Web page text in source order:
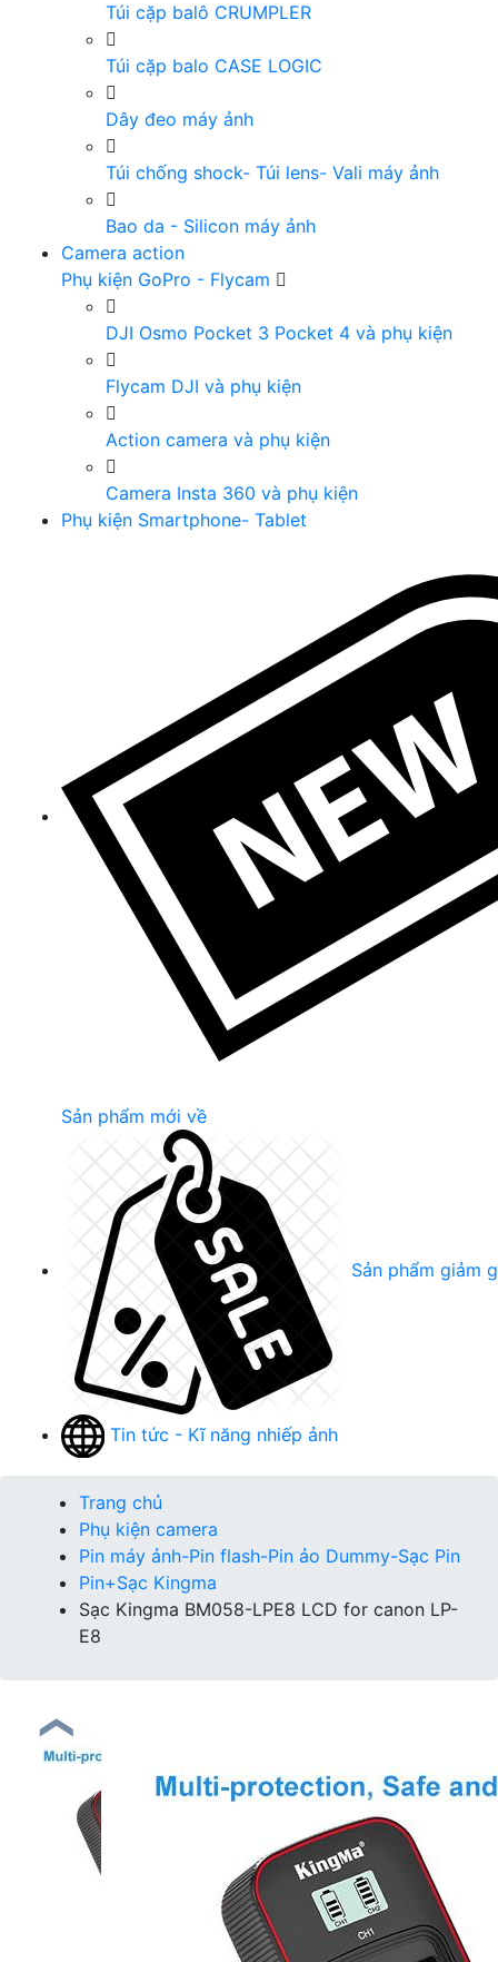
Túi cặp balô CRUMPLER
Túi cặp balo CASE LOGIC
Dây đeo máy ảnh
Túi chống shock- Túi lens- Vali máy ảnh
Bao da - Silicon máy ảnh
Camera action
Phụ kiện GoPro - Flycam
DJI Osmo Pocket 3 Pocket 4 và phụ kiện
Flycam DJI và phụ kiện
Action camera và phụ kiện
Camera Insta 360 và phụ kiện
Phụ kiện Smartphone- Tablet
Sản phẩm mới về
Sản phẩm giảm
Tin tức - Kĩ năng nhiếp ảnh
Trang chủ
Phụ kiện camera
Pin máy ảnh-Pin flash-Pin ảo Dummy-Sạc Pin
Pin+Sạc Kingma
Sạc Kingma BM058-LPE8 LCD for canon LP-
E8
❮